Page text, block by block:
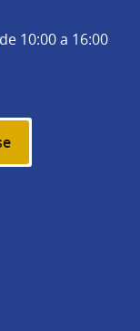
10:00 a 16:00